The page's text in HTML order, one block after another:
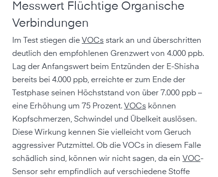
Messwert Flüchtige Organische
Verbindungen
Im Test stiegen die VOCs stark an und überschritten
deutlich den empfohlenen Grenzwert von 4.000 ppb.
Lag der Anfangswert beim Entzünden der E-Shisha
bereits bei 4.000 ppb, erreichte er zum Ende der
Testphase seinen Höchststand von über 7.000 ppb –
eine Erhöhung um 75 Prozent. VOCs können
Kopfschmerzen, Schwindel und Übelkeit auslösen.
Diese Wirkung kennen Sie vielleicht vom Geruch
aggressiver Putzmittel. Ob die VOCs in diesem Falle
schädlich sind, können wir nicht sagen, da ein VOC-
Sensor sehr empfindlich auf verschiedene Stoffe